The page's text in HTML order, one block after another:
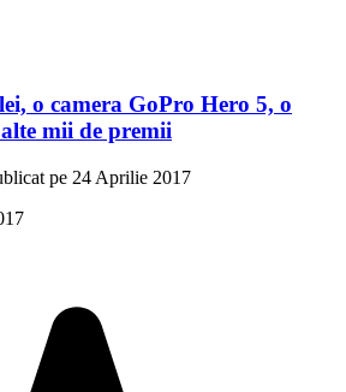
o camera GoPro Hero 5, o
mii de premii
pe 24 Aprilie 2017